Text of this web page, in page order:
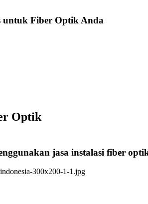
untuk Fiber Optik Anda
Optik
jasa instalasi fiber